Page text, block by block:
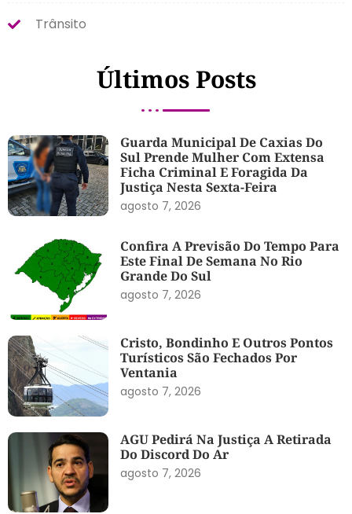
Trânsito
Últimos Posts
Guarda Municipal De Caxias Do
Sul Prende Mulher Com Extensa
Ficha Criminal E Foragida Da
Justiça Nesta Sexta-Feira
agosto 7, 2026
Confira A Previsão Do Tempo Para
Este Final De Semana No Rio
Grande Do Sul
agosto 7, 2026
Cristo, Bondinho E Outros Pontos
Turísticos São Fechados Por
Ventania
agosto 7, 2026
AGU Pedirá Na Justiça A Retirada
Do Discord Do Ar
agosto 7, 2026